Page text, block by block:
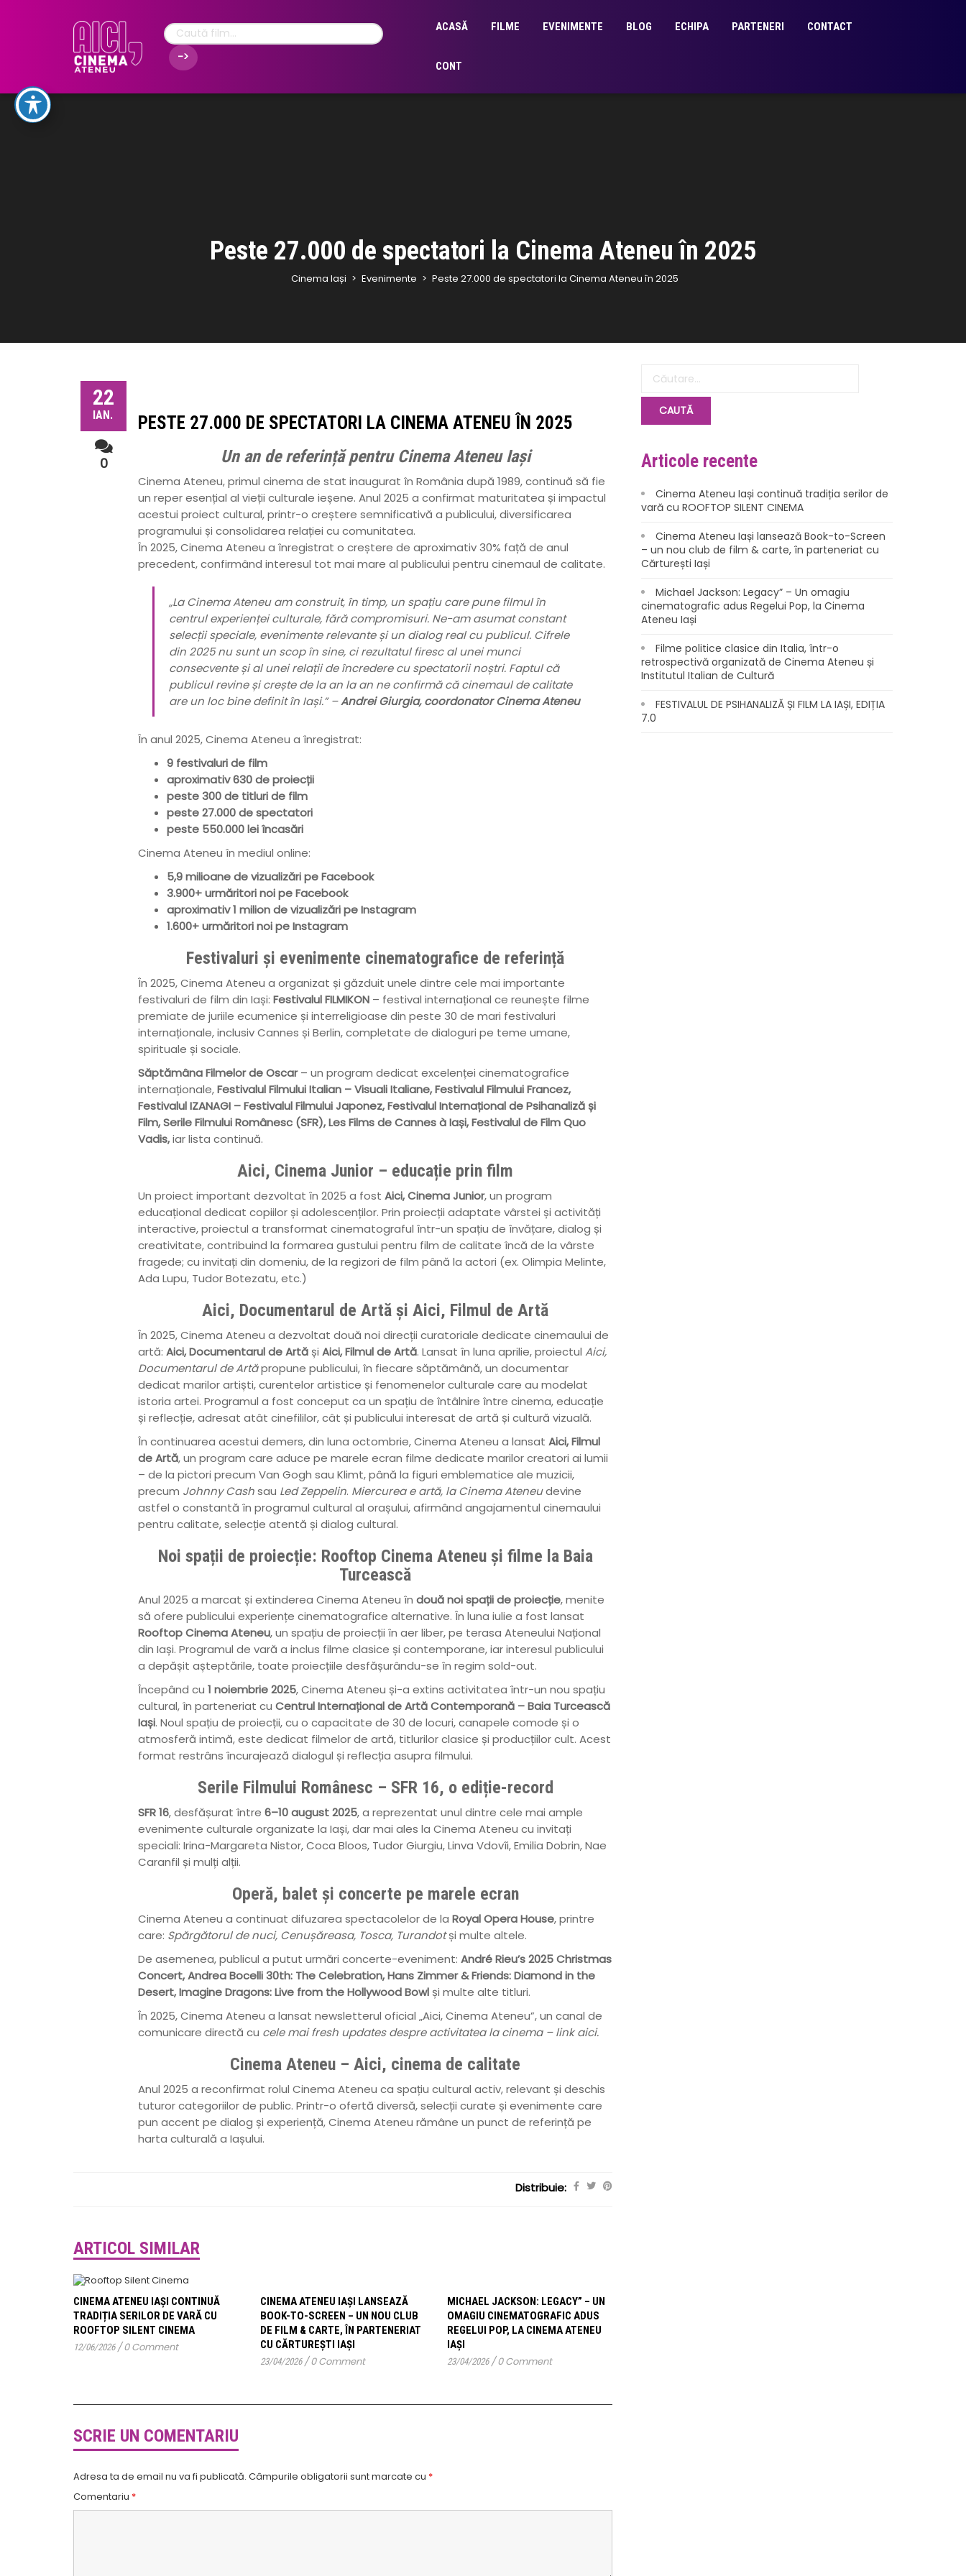
ACASĂ FILME EVENIMENTE BLOG ECHIPA PARTENERI CONTACT
CONT
Peste 27.000 de spectatori la Cinema Ateneu în 2025
Cinema Iași > Evenimente > Peste 27.000 de spectatori la Cinema Ateneu în 2025
22
IAN.
0
PESTE 27.000 DE SPECTATORI LA CINEMA ATENEU ÎN 2025
Un an de referință pentru Cinema Ateneu Iași
Cinema Ateneu, primul cinema de stat inaugurat în România după 1989, continuă să fie
un reper esențial al vieții culturale ieșene. Anul 2025 a confirmat maturitatea și impactul
acestui proiect cultural, printr-o creștere semnificativă a publicului, diversificarea
programului și consolidarea relației cu comunitatea.
În 2025, Cinema Ateneu a înregistrat o creștere de aproximativ 30% față de anul
precedent, confirmând interesul tot mai mare al publicului pentru cinemaul de calitate.
„La Cinema Ateneu am construit, în timp, un spațiu care pune filmul în
centrul experienței culturale, fără compromisuri. Ne-am asumat constant
selecții speciale, evenimente relevante și un dialog real cu publicul. Cifrele
din 2025 nu sunt un scop în sine, ci rezultatul firesc al unei munci
consecvente și al unei relații de încredere cu spectatorii noștri. Faptul că
publicul revine și crește de la an la an ne confirmă că cinemaul de calitate
are un loc bine definit în Iași.” –Andrei Giurgia, coordonator Cinema Ateneu
În anul 2025, Cinema Ateneu a înregistrat:
9 festivaluri de film
aproximativ 630 de proiecții
peste 300 de titluri de film
peste 27.000 de spectatori
peste 550.000 lei încasări
Cinema Ateneu în mediul online:
5,9 milioane de vizualizări pe Facebook
3.900+ urmăritori noi pe Facebook
aproximativ 1 milion de vizualizări pe Instagram
1.600+ urmăritori noi pe Instagram
Festivaluri și evenimente cinematografice de referință
În 2025, Cinema Ateneu a organizat și găzduit unele dintre cele mai importante
festivaluri de film din Iași: Festivalul FILMIKON – festival internațional ce reunește filme
premiate de juriile ecumenice și interreligioase din peste 30 de mari festivaluri
internaționale, inclusiv Cannes și Berlin, completate de dialoguri pe teme umane,
spirituale și sociale.
Săptămâna Filmelor de Oscar– un program dedicat excelenței cinematografice
internaționale,Festivalul Filmului Italian – Visuali Italiane, Festivalul Filmului Francez,
Festivalul IZANAGI – Festivalul Filmului Japonez, Festivalul Internațional de Psihanaliză și
Film, Serile Filmului Românesc (SFR), Les Films de Cannes à Iași, Festivalul de Film Quo
Vadis,iar lista continuă.
Aici, Cinema Junior – educație prin film
Un proiect important dezvoltat în 2025 a fost Aici, Cinema Junior, un program
educațional dedicat copiilor și adolescenților. Prin proiecții adaptate vârstei și activități
interactive, proiectul a transformat cinematograful într-un spațiu de învățare, dialog și
creativitate, contribuind la formarea gustului pentru film de calitate încă de la vârste
fragede; cu invitați din domeniu, de la regizori de film până la actori (ex. Olimpia Melinte,
Ada Lupu, Tudor Botezatu, etc.)
Aici, Documentarul de Artă și Aici, Filmul de Artă
În 2025, Cinema Ateneu a dezvoltat două noi direcții curatoriale dedicate cinemaului de
artă: Aici, Documentarul de Artă și Aici, Filmul de Artă. Lansat în luna aprilie, proiectul Aici,
Documentarul de Artăpropune publicului, în fiecare săptămână, un documentar
dedicat marilor artiști, curentelor artistice și fenomenelor culturale care au modelat
istoria artei. Programul a fost conceput ca un spațiu de întâlnire între cinema, educație
și reflecție, adresat atât cinefililor, cât și publicului interesat de artă și cultură vizuală.
În continuarea acestui demers, din luna octombrie, Cinema Ateneu a lansat Aici, Filmul
de Artă, un program care aduce pe marele ecran filme dedicate marilor creatori ai lumii
– de la pictori precum Van Gogh sau Klimt, până la figuri emblematice ale muzicii,
precum Johnny Cashsau Led Zeppelin. Miercurea e artă, la Cinema Ateneudevine
astfel o constantă în programul cultural al orașului, afirmând angajamentul cinemaului
pentru calitate, selecție atentă și dialog cultural.
Noi spații de proiecție: Rooftop Cinema Ateneu și filme la Baia
Turcească
Anul 2025 a marcat și extinderea Cinema Ateneu în două noi spații de proiecție, menite
să ofere publicului experiențe cinematografice alternative. În luna iulie a fost lansat
Rooftop Cinema Ateneu, un spațiu de proiecții în aer liber, pe terasa Ateneului Național
din Iași. Programul de vară a inclus filme clasice și contemporane, iar interesul publicului
a depășit așteptările, toate proiecțiile desfășurându-se în regim sold-out.
Începând cu 1 noiembrie 2025, Cinema Ateneu și-a extins activitatea într-un nou spațiu
cultural, în parteneriat cu Centrul Internațional de Artă Contemporană – Baia Turcească
Iași. Noul spațiu de proiecții, cu o capacitate de 30 de locuri, canapele comode și o
atmosferă intimă, este dedicat filmelor de artă, titlurilor clasice și producțiilor cult. Acest
format restrâns încurajează dialogul și reflecția asupra filmului.
Serile Filmului Românesc – SFR 16, o ediție-record
SFR 16, desfășurat între 6–10 august 2025, a reprezentat unul dintre cele mai ample
evenimente culturale organizate la Iași, dar mai ales la Cinema Ateneu cu invitați
speciali: Irina-Margareta Nistor, Coca Bloos, Tudor Giurgiu, Linva Vdovîi, Emilia Dobrin, Nae
Caranfil și mulți alții.
Operă, balet și concerte pe marele ecran
Cinema Ateneu a continuat difuzarea spectacolelor de la Royal Opera House, printre
care: Spărgătorul de nuci, Cenușăreasa, Tosca, Turandotși multe altele.
De asemenea, publicul a putut urmări concerte-eveniment: André Rieu’s 2025 Christmas
Concert, Andrea Bocelli 30th: The Celebration, Hans Zimmer & Friends: Diamond in the
Desert, Imagine Dragons: Live from the Hollywood Bowl și multe alte titluri.
În 2025, Cinema Ateneu a lansat newsletterul oficial „Aici, Cinema Ateneu”, un canal de
comunicare directă cu cele mai fresh updates despre activitatea la cinema – linkaici.
Cinema Ateneu – Aici, cinema de calitate
Anul 2025 a reconfirmat rolul Cinema Ateneu ca spațiu cultural activ, relevant și deschis
tuturor categoriilor de public. Printr-o ofertă diversă, selecții curate și evenimente care
pun accent pe dialog și experiență, Cinema Ateneu rămâne un punct de referință pe
harta culturală a Iașului.
Distribuie:
ARTICOL SIMILAR
CINEMA ATENEU IAȘI CONTINUĂ
TRADIȚIA SERILOR DE VARĂ CU
ROOFTOP SILENT CINEMA
12/06/2026 / 0 Comment
CINEMA ATENEU IAȘI LANSEAZĂ
BOOK-TO-SCREEN – UN NOU CLUB
DE FILM & CARTE, ÎN PARTENERIAT
CU CĂRTUREȘTI IAȘI
23/04/2026 / 0 Comment
MICHAEL JACKSON: LEGACY” – UN
OMAGIU CINEMATOGRAFIC ADUS
REGELUI POP, LA CINEMA ATENEU
IAȘI
23/04/2026 / 0 Comment
SCRIE UN COMENTARIU
Adresa ta de email nu va fi publicată. Câmpurile obligatorii sunt marcate cu *
Comentariu *
Articole recente
Cinema Ateneu Iași continuă tradiția serilor de
vară cu ROOFTOP SILENT CINEMA
Cinema Ateneu Iași lansează Book-to-Screen
– un nou club de film & carte, în parteneriat cu
Cărturești Iași
Michael Jackson: Legacy” – Un omagiu
cinematografic adus Regelui Pop, la Cinema
Ateneu Iași
Filme politice clasice din Italia, într-o
retrospectivă organizată de Cinema Ateneu și
Institutul Italian de Cultură
FESTIVALUL DE PSIHANALIZĂ ȘI FILM LA IAȘI, EDIȚIA
7.0